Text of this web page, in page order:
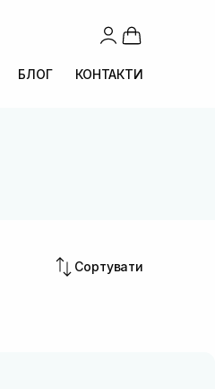
БЛОГ КОНТАКТИ
Сортувати